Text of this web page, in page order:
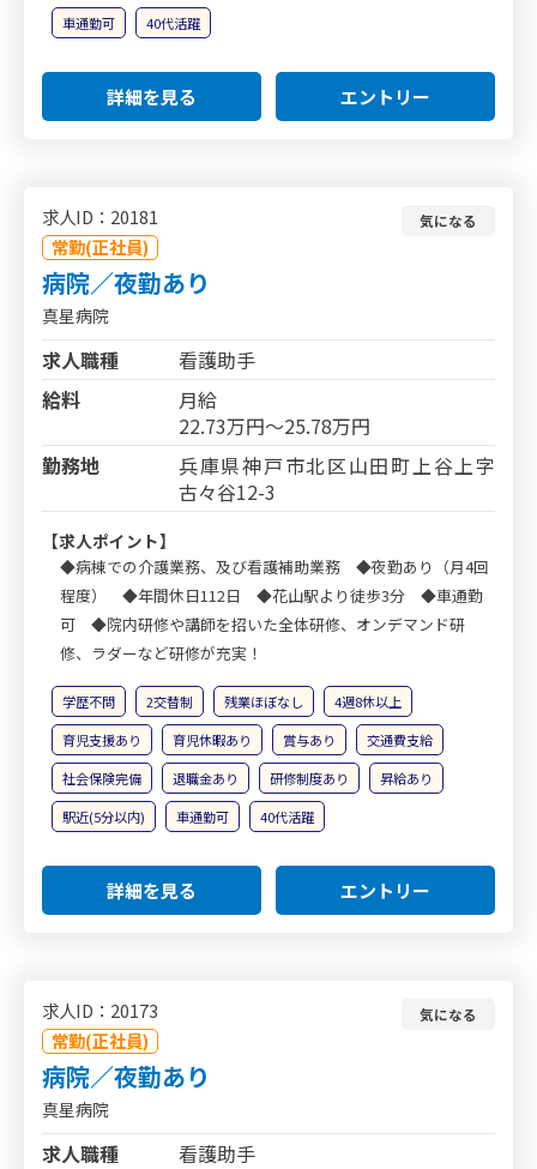
車通勤可
40代活躍
詳細を見る エントリー
求人ID：20181
常勤(正社員)
気になる
病院／夜勤あり
真星病院
求人職種
看護助手
給料
月給
22.73万円～25.78万円
勤務地
兵庫県神戸市北区山田町上谷上字
古々谷12-3
【求人ポイント】
◆病棟での介護業務、及び看護補助業務 ◆夜勤あり（月4回
程度） ◆年間休日112日 ◆花山駅より徒歩3分 ◆車通勤
可 ◆院内研修や講師を招いた全体研修、オンデマンド研
修、ラダーなど研修が充実！
学歴不問 2交替制 残業ほぼなし
4週8休以上
育児支援あり
育児休暇あり 賞与あり
交通費支給
社会保険完備
退職金あり 研修制度あり
昇給あり
駅近(5分以内)
車通勤可 40代活躍
詳細を見る エントリー
求人ID：20173
常勤(正社員)
気になる
病院／夜勤あり
真星病院
求人職種
看護助手